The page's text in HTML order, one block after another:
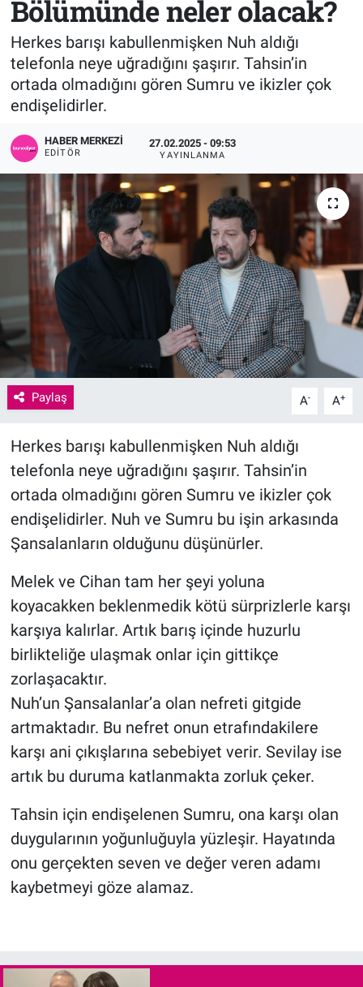
Bölümünde neler olacak?
Herkes barışı kabullenmişken Nuh aldığı
telefonla neye uğradığını şaşırır. Tahsin’in
ortada olmadığını gören Sumru ve ikizler çok
endişelidirler.
HABER MERKEZI
EDITÖR
27.02.2025 - 09:53
YAYINLANMA
Paylaş A- A+
Herkes barışı kabullenmişken Nuh aldığı
telefonla neye uğradığını şaşırır. Tahsin’in
ortada olmadığını gören Sumru ve ikizler çok
endişelidirler. Nuh ve Sumru bu işin arkasında
Şansalanların olduğunu düşünürler.
Melek ve Cihan tam her şeyi yoluna
koyacakken beklenmedik kötü sürprizlerle karşı
karşıya kalırlar. Artık barış içinde huzurlu
birlikteliğe ulaşmak onlar için gittikçe
zorlaşacaktır.
Nuh’un Şansalanlar’a olan nefreti gitgide
artmaktadır. Bu nefret onun etrafındakilere
karşı ani çıkışlarına sebebiyet verir. Sevilay ise
artık bu duruma katlanmakta zorluk çeker.
Tahsin için endişelenen Sumru, ona karşı olan
duygularının yoğunluğuyla yüzleşir. Hayatında
onu gerçekten seven ve değer veren adamı
kaybetmeyi göze alamaz.
Spor
Teknoloji
Tv Medya